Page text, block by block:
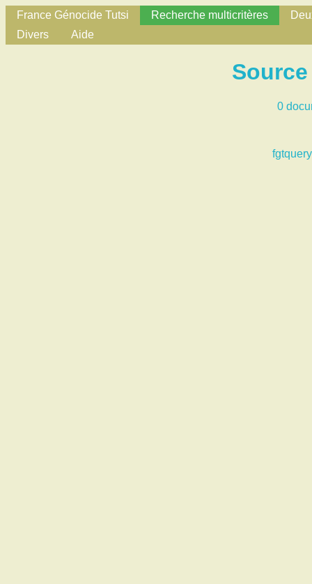
France Génocide Tutsi Recherche multicritères
Divers
Aide
0